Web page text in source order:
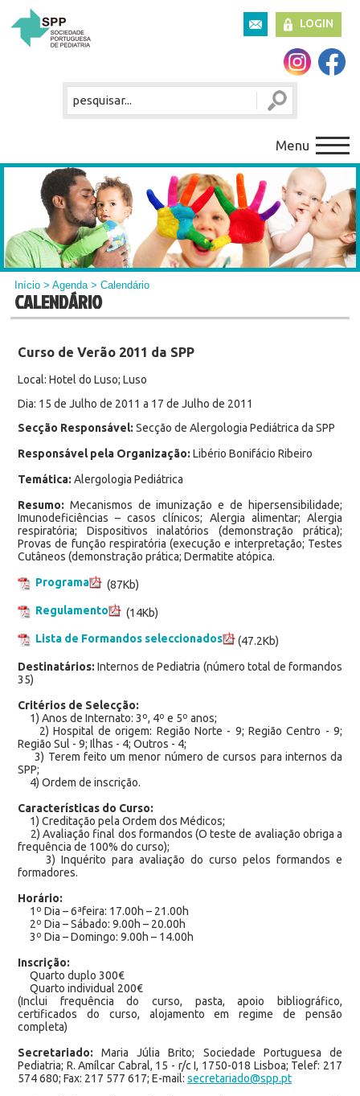
LOGIN
Menu
Início >Agenda> Calendário
CALENDÁRIO
Curso de Verão 2011 da SPP
Local: Hotel do Luso; Luso
Dia: 15 de Julho de 2011 a 17 de Julho de 2011
Secção Responsável: Secção de Alergologia Pediátrica da SPP
Responsável pela Organização: Libério Bonifácio Ribeiro
Temática: Alergologia Pediátrica
Resumo: Mecanismos de imunização e de hipersensibilidade;
Imunodeficiências – casos clínicos; Alergia alimentar; Alergia
respiratória; Dispositivos inalatórios (demonstração prática);
Provas de função respiratória (execução e interpretação; Testes
Cutâneos (demonstração prática; Dermatite atópica.
Programa
(87Kb)
Regulamento
(14Kb)
Lista de Formandos seleccionados
(47.2Kb)
Destinatários:Internos de Pediatria (número total de formandos
35)
Critérios de Selecção:
1) Anos de Internato: 3º, 4º e 5º anos;
2) Hospital de origem: Região Norte - 9; Região Centro - 9;
Região Sul - 9; Ilhas - 4; Outros - 4;
3) Terem feito um menor número de cursos para internos da
SPP;
4) Ordem de inscrição.
Características do Curso:
1) Creditação pela Ordem dos Médicos;
2) Avaliação final dos formandos (O teste de avaliação obriga a
frequência de 100% do curso);
3) Inquérito para avaliação do curso pelos formandos e
formadores.
Horário:
1º Dia – 6ªfeira: 17.00h – 21.00h
2º Dia – Sábado: 9.00h – 20.00h
3º Dia – Domingo: 9.00h – 14.00h
Inscrição:
Quarto duplo 300€
Quarto individual 200€
(Inclui frequência do curso, pasta, apoio bibliográfico,
certificados do curso, alojamento em regime de pensão
completa)
Secretariado:Maria Júlia Brito; Sociedade Portuguesa de
Pediatria; R. Amílcar Cabral, 15 - r/c I, 1750-018 Lisboa; Telef: 217
574 680; Fax: 217 577 617; E-mail: secretariado@spp.pt